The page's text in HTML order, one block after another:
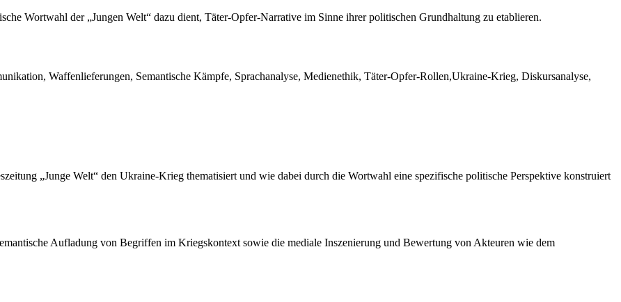
Wortwahl der „Jungen Welt“ dazu dient, Täter-Opfer-Narrative im Sinne ihrer politischen Grundhaltung zu etablieren.
Waffenlieferungen, Semantische Kämpfe, Sprachanalyse, Medienethik, Täter-Opfer-Rollen,Ukraine-Krieg, Diskursanalyse,
„Junge Welt“ den Ukraine-Krieg thematisiert und wie dabei durch die Wortwahl eine spezifische politische Perspektive konstruiert
Aufladung von Begriffen im Kriegskontext sowie die mediale Inszenierung und Bewertung von Akteuren wie dem